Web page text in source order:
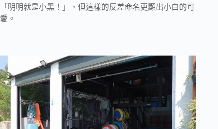
「明明就是小黑！」，但這樣的反差命名更顯出小白的可
愛。